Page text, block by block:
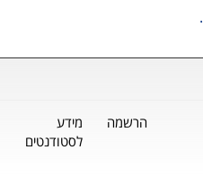
הרשמה
מידע
לסטודנטים